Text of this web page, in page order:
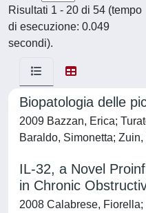
Risultati 1 - 20 di 54 (tempo
di esecuzione: 0.049
secondi).
Biopatologia delle
2009 Bazzan, Erica;
Baraldo, Simonetta;
IL-32, a Novel
in Chronic
2008 Calabrese,